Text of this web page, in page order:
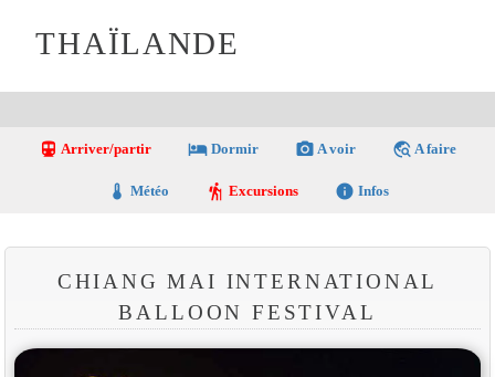
THAÏLANDE
directions_transit Arriver/partir local_hotel Dormir photo_camera A voir travel_explore A faire
thermostat Météo hiking Excursions info Infos
CHIANG MAI INTERNATIONAL
BALLOON FESTIVAL